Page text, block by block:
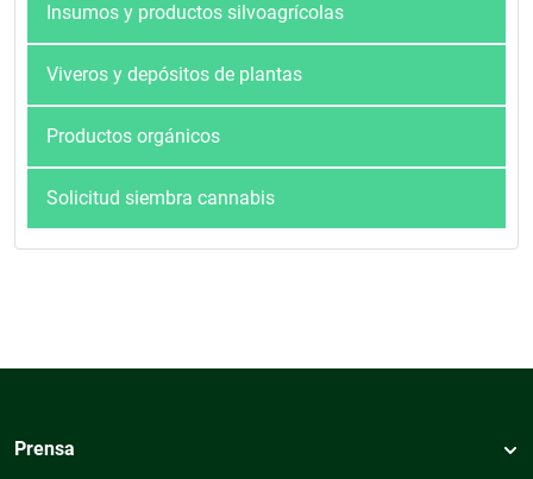
Insumos y productos silvoagrícolas
Viveros y depósitos de plantas
Productos orgánicos
Solicitud siembra cannabis
Prensa